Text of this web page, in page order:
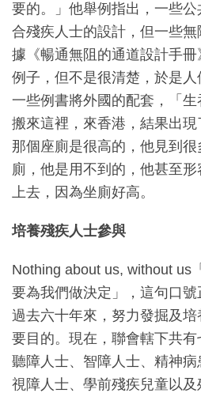
要的。」他舉例指出，一些
合殘疾人士的設計，但一些
據《暢通無阻的通道設計手
例子，但不是很清楚，於是
一些例書將外國的配套，「
搬來這裡，來香港，結果出
那個座廁是很高的，他見到
廁，他是用不到的，他甚至
上去，因為坐廁好高。
培養殘疾人士參與
Nothing about us, without us
要為我們做決定」，這句口
過去六十年來，努力發掘及
要目的。現在，聯會轄下共
聽障人士、智障人士、精神病
視障人士、學前殘疾兒童以